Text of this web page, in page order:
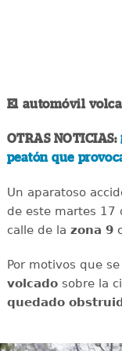
El automóvil
OTRAS NOTICIAS:
peatón que
Un aparatoso
de este martes 17
calle de la zona 9
Por motivos que
volcadosobre la
quedado